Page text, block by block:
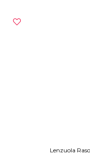
Lenzuola